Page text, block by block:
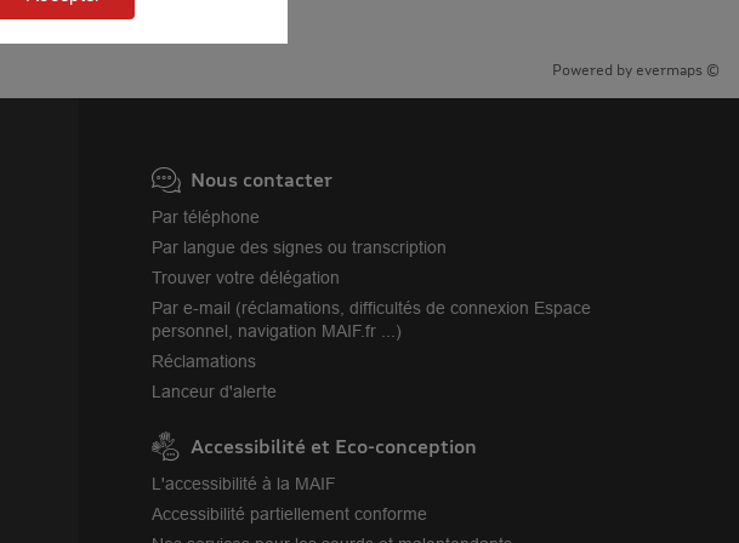
Powered by evermaps ©
Nous contacter
Par téléphone
Par langue des signes ou transcription
Trouver votre délégation
Par e-mail (réclamations, difficultés de connexion Espace
personnel, navigation MAIF.fr ...)
Réclamations
Lanceur d'alerte
Accessibilité et Eco-conception
L'accessibilité à la MAIF
Accessibilité partiellement conforme